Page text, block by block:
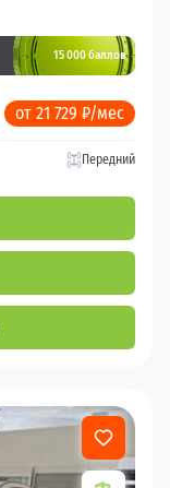
15 000 баллов
от 21 729 ₽/мес
Передний